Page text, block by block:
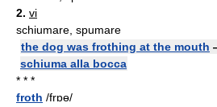
2. vi
schiumare, spumare
the dog was frothing at the mouth
schiuma alla bocca
* * *
froth /frɒɵ/